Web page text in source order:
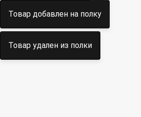
Товар добавлен на полку
Товар удален из полки